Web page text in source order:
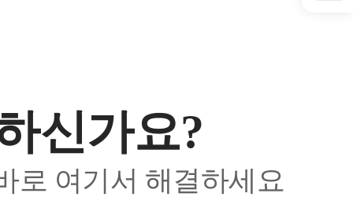
신가요?
로 여기서 해결하세요